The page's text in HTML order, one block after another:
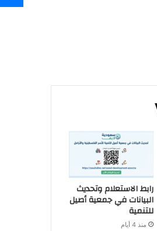
رابط الاستعلام وتحديث
البيانات في جمعية أصيل
للتنمية
منذ 4 أيام